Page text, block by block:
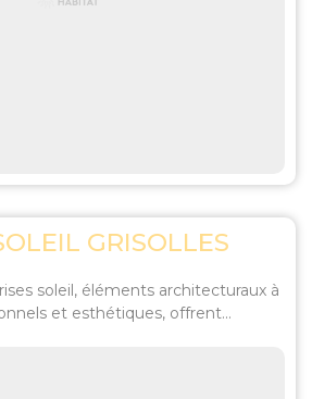
GRISOLLES
soleil, éléments architecturaux à
et esthétiques, offrent...